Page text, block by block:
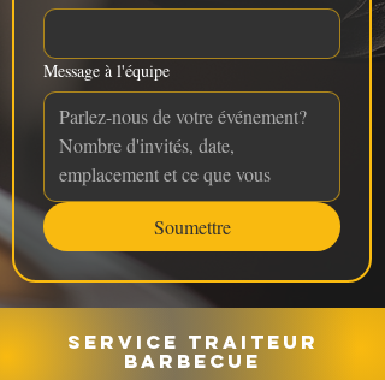
Message à l'équipe
Soumettre
Service traiteur
barbecue